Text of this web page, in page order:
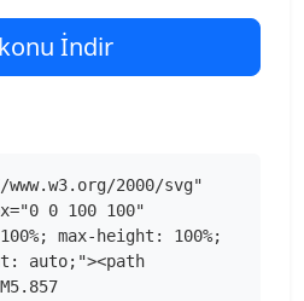
İndir
2000/svg"
0 100 100"
max-height: 100%;
auto;"><path